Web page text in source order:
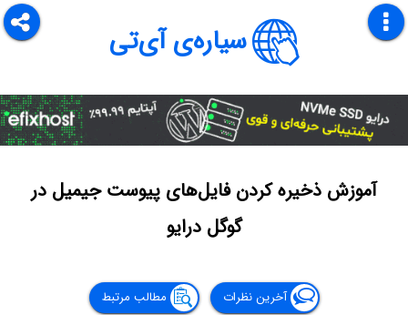
سیاره‌ی آی‌تی
آموزش ذخیره کردن فایل‌های پیوست جیمیل در
گوگل درایو
آخرین نظرات مطالب مرتبط